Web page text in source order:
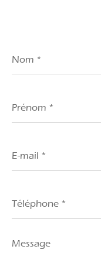
*
*
mail
*
*
Message
*